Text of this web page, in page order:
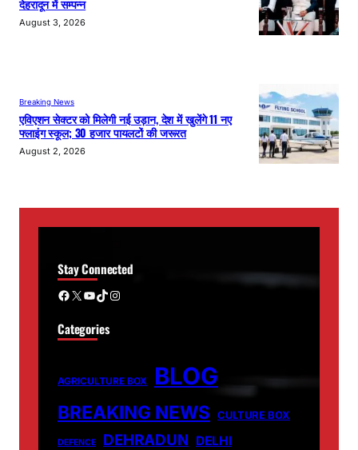
देहरादून में सम्पन्न
August 3, 2026
Breaking News
एविएशन सेक्टर को मिलेगी नई उड़ान, देश में खुलेंगे 11 नए
फ्लाइंग स्कूल; 30 हजार पायलटों की जरूरत
August 2, 2026
Stay Connected
Facebook X YouTube TikTok Instagram
Categories
AGRICULTURE BOX BLOG
BREAKING NEWS CULTURE BOX
DEFENCE DEHRADUN DELHI